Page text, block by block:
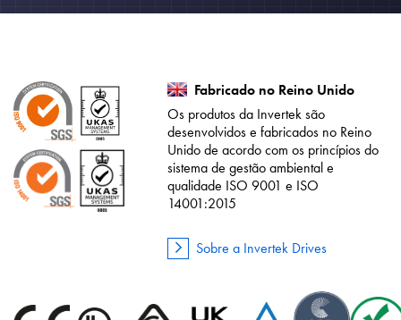
Fabricado no Reino Unido
Os produtos da Invertek são
desenvolvidos e fabricados no Reino
Unido de acordo com os princípios do
sistema de gestão ambiental e
qualidade ISO 9001 e ISO
14001:2015
Sobre a Invertek Drives